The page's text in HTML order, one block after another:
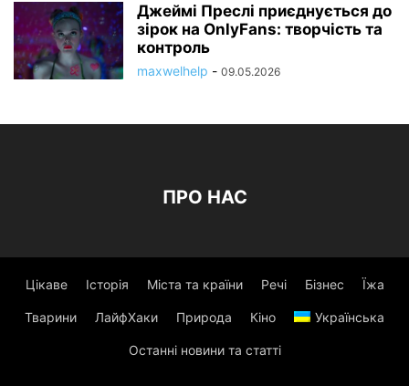
Джеймі Преслі приєднується до
зірок на OnlyFans: творчість та
контроль
maxwelhelp - 09.05.2026
ПРО НАС
Цікаве Історія Міста та країни Речі Бізнес Їжа
Тварини ЛайфХаки Природа Кіно Українська
Останні новини та статті